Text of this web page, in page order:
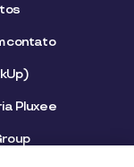
contato
Pluxee